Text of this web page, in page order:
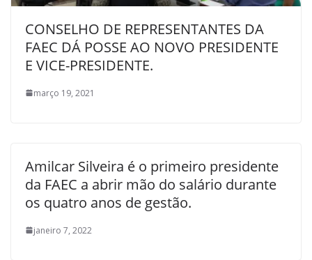
CONSELHO DE REPRESENTANTES DA
FAEC DÁ POSSE AO NOVO PRESIDENTE
E VICE-PRESIDENTE.
março 19, 2021
Amilcar Silveira é o primeiro presidente
da FAEC a abrir mão do salário durante
os quatro anos de gestão.
janeiro 7, 2022